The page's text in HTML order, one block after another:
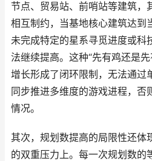
节点、贸易站、前哨站等建筑，
相互制约，当基地核心建筑达到
未完成特定的星系寻觅进度或科
法继续提高。这种“先有鸡还是
增长形成了闭环限制，无法通过
同步推进多维度的游戏进程，否
情况。
其次，规划数提高的局限性还体
的双重压力上。每一次规划数的